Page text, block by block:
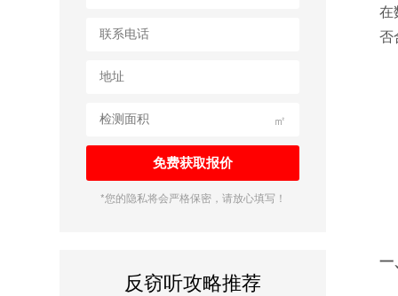
㎡
*您的隐私将会严格保密，请放心填写！
反窃听攻略推荐
在
否
一